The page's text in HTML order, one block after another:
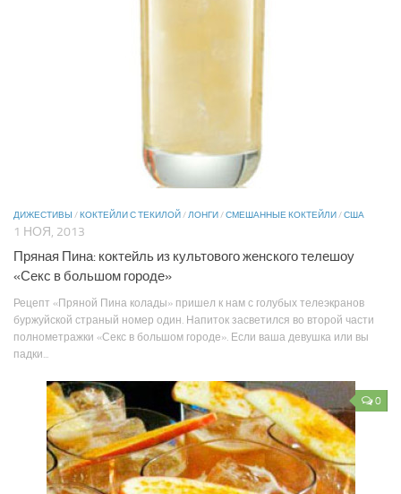
ДИЖЕСТИВЫ /КОКТЕЙЛИ С ТЕКИЛОЙ/ЛОНГИ/СМЕШАННЫЕ КОКТЕЙЛИ/США
1 НОЯ, 2013
Пряная Пина: коктейль из культового женского телешоу
«Секс в большом городе»
Рецепт «Пряной Пина колады» пришел к нам с голубых телеэкранов
буржуйской страный номер один. Напиток засветился во второй части
полнометражки «Секс в большом городе». Если ваша девушка или вы
падки...
0